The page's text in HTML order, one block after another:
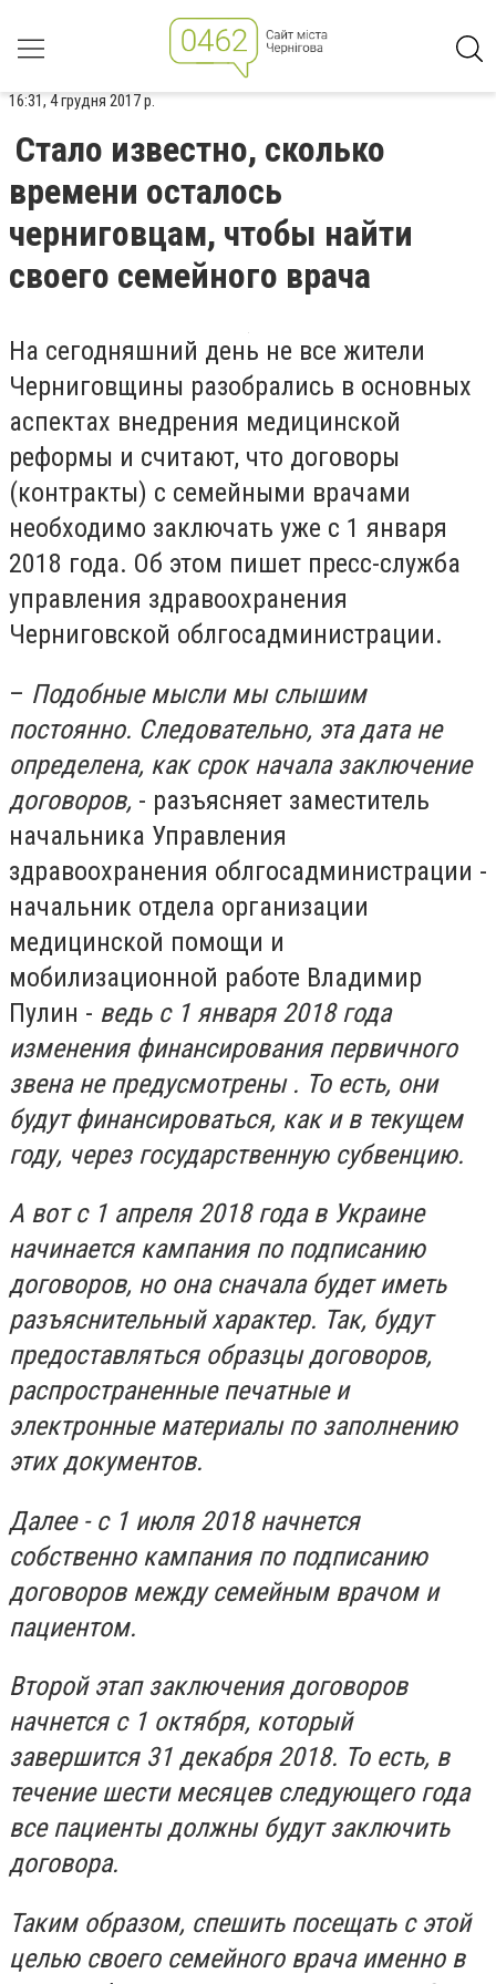
16:31, 4 грудня 2017 р.
Стало известно, сколько
времени осталось
черниговцам, чтобы найти
своего семейного врача
На сегодняшний день не все жители
Черниговщины разобрались в основных
аспектах внедрения медицинской
реформы и считают, что договоры
(контракты) с семейными врачами
необходимо заключать уже с 1 января
2018 года. Об этом пишет пресс-служба
управления здравоохранения
Черниговской облгосадминистрации.
– Подобные мысли мы слышим
постоянно. Следовательно, эта дата не
определена, как срок начала заключение
договоров, - разъясняет заместитель
начальника Управления
здравоохранения облгосадминистрации -
начальник отдела организации
медицинской помощи и
мобилизационной работе Владимир
Пулин - ведь с 1 января 2018 года
изменения финансирования первичного
звена не предусмотрены . То есть, они
будут финансироваться, как и в текущем
году, через государственную субвенцию.
А вот с 1 апреля 2018 года в Украине
начинается кампания по подписанию
договоров, но она сначала будет иметь
разъяснительный характер. Так, будут
предоставляться образцы договоров,
распространенные печатные и
электронные материалы по заполнению
этих документов.
Далее - с 1 июля 2018 начнется
собственно кампания по подписанию
договоров между семейным врачом и
пациентом.
Второй этап заключения договоров
начнется с 1 октября, который
завершится 31 декабря 2018. То есть, в
течение шести месяцев следующего года
все пациенты должны будут заключить
договора.
Таким образом, спешить посещать с этой
целью своего семейного врача именно в